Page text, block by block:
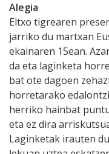
Alegia
Eltxo tigrearen
jarriko du martxan
ekainaren 15ean.
da eta laginketa
bat ote dagoen
horretarako
herriko hainbat
eta ez dira
Laginketak irauten